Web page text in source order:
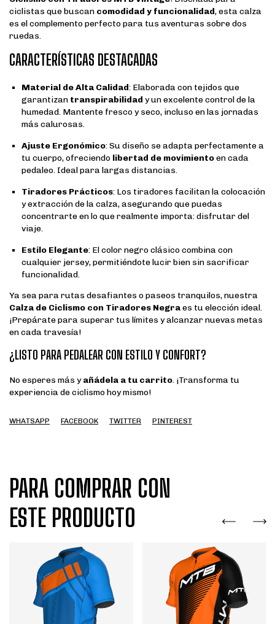
ciclistas que buscan comodidad y funcionalidad, esta calza
es el complemento perfecto para tus aventuras sobre dos
ruedas.
CARACTERÍSTICAS DESTACADAS
Material de Alta Calidad: Elaborada con tejidos que
garantizan transpirabilidad y un excelente control de la
humedad. Mantente fresco y seco, incluso en las jornadas
más calurosas.
Ajuste Ergonómico: Su diseño se adapta perfectamente a
tu cuerpo, ofreciendo libertad de movimientoen cada
pedaleo. Ideal para largas distancias.
Tiradores Prácticos: Los tiradores facilitan la colocación
y extracción de la calza, asegurando que puedas
concentrarte en lo que realmente importa: disfrutar del
viaje.
Estilo Elegante: El color negro clásico combina con
cualquier jersey, permitiéndote lucir bien sin sacrificar
funcionalidad.
Ya sea para rutas desafiantes o paseos tranquilos, nuestra
Calza de Ciclismo con Tiradores Negraes tu elección ideal.
¡Prepárate para superar tus límites y alcanzar nuevas metas
en cada travesía!
¿LISTO PARA PEDALEAR CON ESTILO Y CONFORT?
No esperes más yañádela a tu carrito. ¡Transforma tu
experiencia de ciclismo hoy mismo!
WHATSAPP FACEBOOK TWITTER PINTEREST
PARA COMPRAR CON
ESTE PRODUCTO